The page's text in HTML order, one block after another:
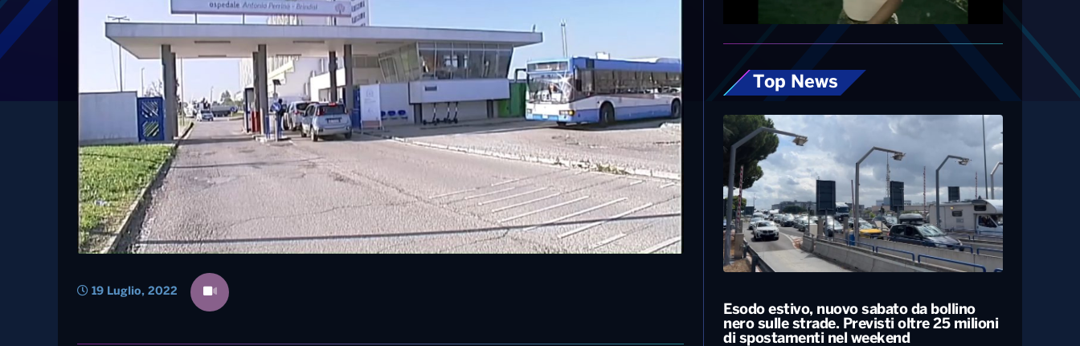
Tag: sindaco
Perrino di Brindisi “inadeguato”, Comune e
Asl chiedono un nuovo ospedale
Top News